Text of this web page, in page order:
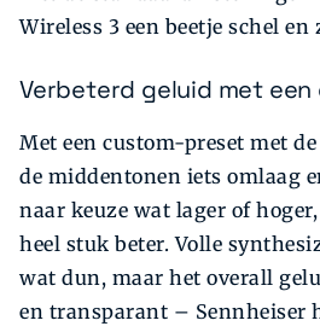
Wireless 3 een beetje schel en
Verbeterd geluid met
Met een custom-preset met
de middentonen iets omlaag
naar keuze wat lager of
heel stuk beter. Volle
wat dun, maar het overall
en transparant – Sennheiser